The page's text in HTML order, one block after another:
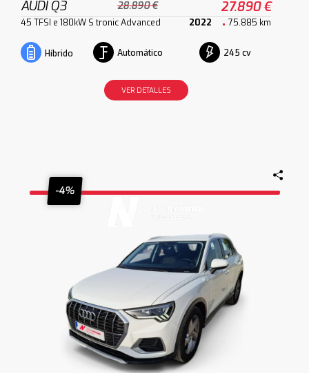
AUDI Q3 28.890 € 27.890 €
45 TFSI e 180kW S tronic Advanced 2022 75.885 km
Híbrido Automático 245 cv
VER DETALLES
-4%